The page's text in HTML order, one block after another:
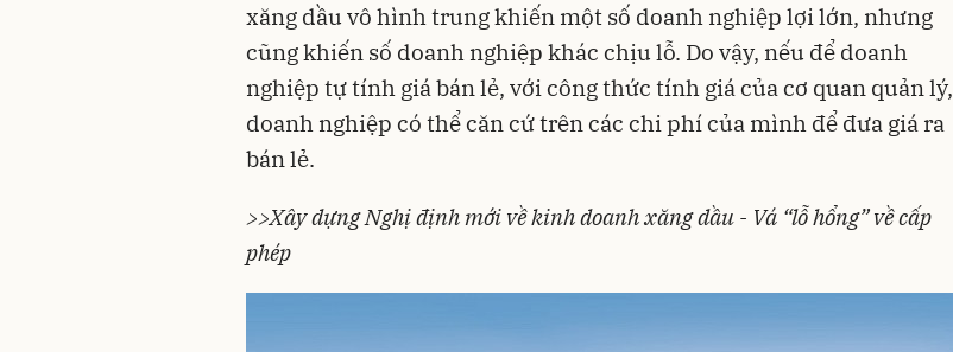
xăng dầu vô hình trung khiến một số doanh nghiệp lợi lớn, nhưng
cũng khiến số doanh nghiệp khác chịu lỗ. Do vậy, nếu để doanh
nghiệp tự tính giá bán lẻ, với công thức tính giá của cơ quan quản lý,
doanh nghiệp có thể căn cứ trên các chi phí của mình để đưa giá ra
bán lẻ.
>>Xây dựng Nghị định mới về kinh doanh xăng dầu - Vá “lỗ hổng” về cấp
phép